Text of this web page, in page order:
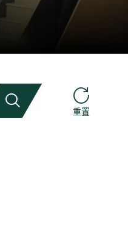
搜索
重置